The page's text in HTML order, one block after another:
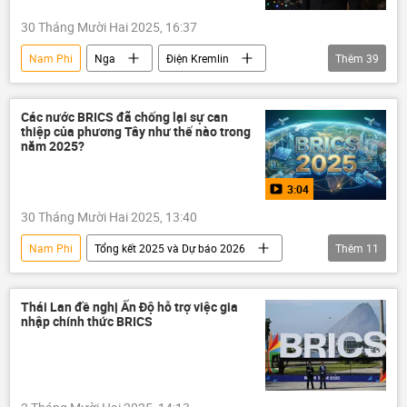
30 Tháng Mười Hai 2025, 16:37
Nam Phi Nga
Điện Kremlin
Việt Nam
Thế giới
Chính trị
Tô Lâm
Giáng sinh
Năm mới
Kim Jong-un
Donald Trump
Azerbaijan
Armenia
Lương Cường
Prabowo Subianto
Belarus
Kyrgyzstan
Tajikistan
Turkmenistan
Uzbekistan
Nam Ossetia
Brazil
Tập Cận Bình
Lào
Thêm 39
Các nước BRICS đã chống lại sự can
thiệp của phương Tây như thế nào trong
năm 2025?
3:04
30 Tháng Mười Hai 2025, 13:40
Nam Phi
Tổng kết 2025 và Dự báo 2026
BRICS
Thế giới
Chính trị
phương Tây
Kinh tế
thương mại
Brazil
Nga
Thêm 11
Thái Lan đề nghị Ấn Độ hỗ trợ việc gia
nhập chính thức BRICS